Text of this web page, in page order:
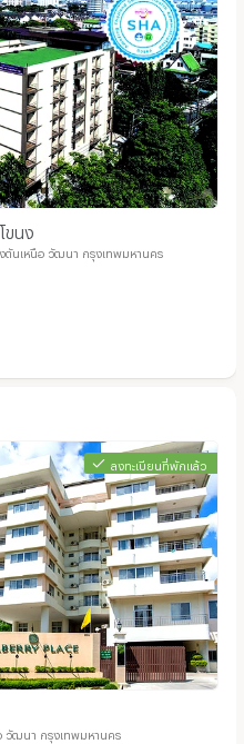
ขนง
นเหนือ วัฒนา กรุงเทพมหานคร
ลงทะเบียนที่พักแล้ว
วัฒนา กรุงเทพมหานคร